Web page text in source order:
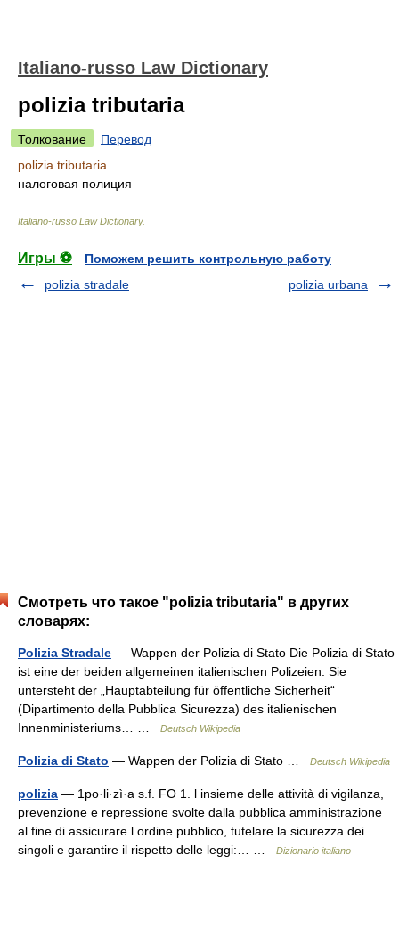
Italiano-russo Law Dictionary
polizia tributaria
Толкование
Перевод
polizia tributaria
налоговая полиция
Italiano-russo Law Dictionary.
Игры ⚽
Поможем решить контрольную работу
polizia stradale
polizia urbana
Смотреть что такое "polizia tributaria" в других
словарях:
Polizia Stradale — Wappen der Polizia di Stato Die Polizia di Stato
ist eine der beiden allgemeinen italienischen Polizeien. Sie
untersteht der „Hauptabteilung für öffentliche Sicherheit“
(Dipartimento della Pubblica Sicurezza) des italienischen
Innenministeriums… …
Deutsch Wikipedia
Polizia di Stato — Wappen der Polizia di Stato … Deutsch Wikipedia
polizia — 1po·li·zì·a s.f. FO 1. l insieme delle attività di vigilanza,
prevenzione e repressione svolte dalla pubblica amministrazione
al fine di assicurare l ordine pubblico, tutelare la sicurezza dei
singoli e garantire il rispetto delle leggi:… …
Dizionario italiano